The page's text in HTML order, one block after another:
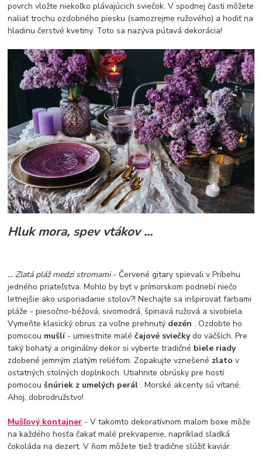
povrch vložte niekoľko plávajúcich sviečok. V spodnej časti môžete
naliať trochu ozdobného piesku (samozrejme ružového) a hodiť na
hladinu čerstvé kvetiny. Toto sa nazýva pútavá dekorácia!
Hluk mora, spev vtákov ...
... Zlatá pláž medzi stromami- Červené gitary spievali v Príbehu
jedného priateľstva. Mohlo by byť v prímorskom podnebí niečo
letnejšie ako usporiadanie stolov?! Nechajte sa inšpirovať farbami
pláže - piesočno-béžová, sivomodrá, špinavá ružová a sivobiela.
Vymeňte klasický obrus za voľne prehnutý dezén. Ozdobte ho
pomocou mušlí - umiestnite maléčajové sviečkydo väčších. Pre
taký bohatý a originálny dekor si vyberte tradičné biele riady
zdobené jemným zlatým reliéfom. Zopakujte vznešené zlatov
ostatných stolných doplnkoch. Utiahnite obrúsky pre hostí
pomocoušnúriek z umelých perál. Morské akcenty sú vítané.
Ahoj, dobrodružstvo!
Mušľový kontajner - V takomto dekoratívnom malom boxe môže
na každého hosťa čakať malé prekvapenie, napríklad sladká
čokoláda na dezert. V ňom môžete tiež tradične slúžiť kaviár.